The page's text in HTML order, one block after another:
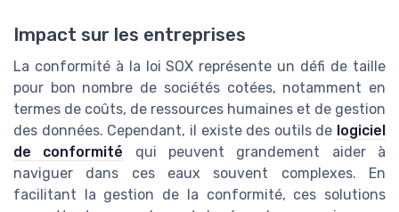
Impact sur les entreprises
La conformité à la loi SOX représente un défi de taille
pour bon nombre de sociétés cotées, notamment en
termes de coûts, de ressources humaines et de gestion
des données. Cependant, il existe des outils de logiciel
de conformité qui peuvent grandement aider à
naviguer dans ces eaux souvent complexes. En
facilitant la gestion de la conformité, ces solutions